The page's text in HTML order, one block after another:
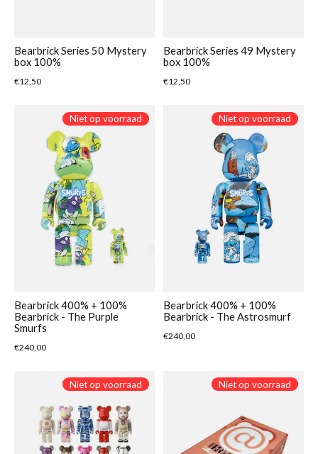
Bearbrick Series 50 Mystery
box 100%
€12,50
Bearbrick Series 49 Mystery
box 100%
€12,50
Niet op voorraad
Bearbrick 400% + 100%
Bearbrick - The Purple
Smurfs
€240,00
Niet op voorraad
Bearbrick 400% + 100%
Bearbrick - The Astrosmurf
€240,00
Niet op voorraad Niet op voorraad